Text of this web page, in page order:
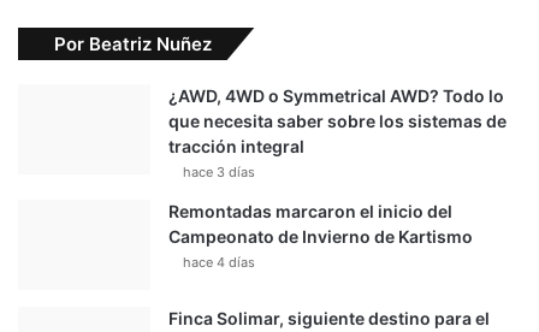
Por Beatriz Nuñez
¿AWD, 4WD o Symmetrical AWD? Todo lo
que necesita saber sobre los sistemas de
tracción integral
hace 3 días
Remontadas marcaron el inicio del
Campeonato de Invierno de Kartismo
hace 4 días
Finca Solimar, siguiente destino para el